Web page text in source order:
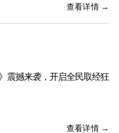
查看详情 →
震撼来袭，开启全民取经狂
查看详情 →